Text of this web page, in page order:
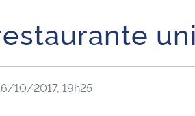
Banco Central do Brasil
10/2017, 19h25